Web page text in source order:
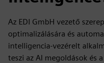
Az EDI GmbH vezető
optimalizálására és
intelligencia-vezérelt
teszi az AI megoldások és